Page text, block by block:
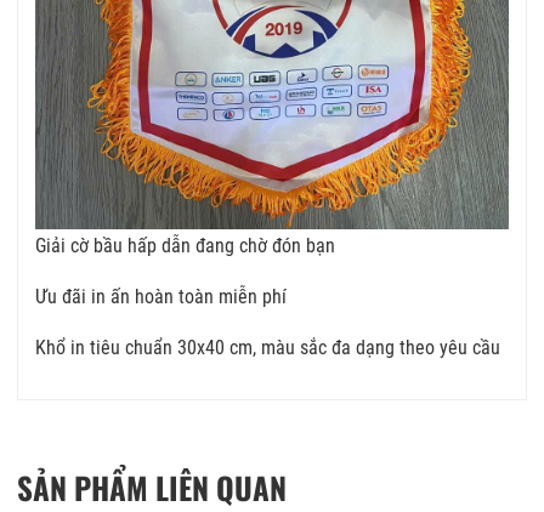
Giải cờ bầu hấp dẫn đang chờ đón bạn
Ưu đãi in ấn hoàn toàn miễn phí
Khổ in tiêu chuẩn 30x40 cm, màu sắc đa dạng theo yêu cầu
SẢN PHẨM LIÊN QUAN